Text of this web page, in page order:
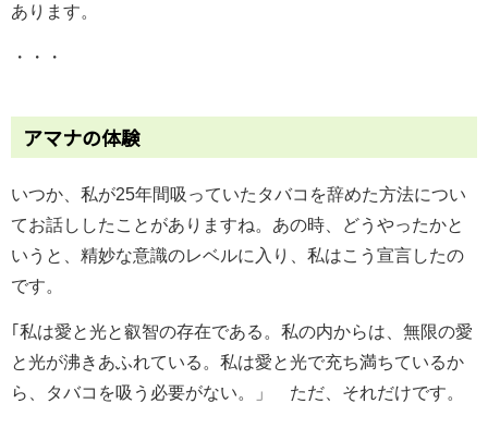
あります。
・・・
アマナの体験
いつか、私が25年間吸っていたタバコを辞めた方法につい
てお話ししたことがありますね。あの時、どうやったかと
いうと、精妙な意識のレベルに入り、私はこう宣言したの
です。
｢私は愛と光と叡智の存在である。私の内からは、無限の愛
と光が沸きあふれている。私は愛と光で充ち満ちているか
ら、タバコを吸う必要がない。」 ただ、それだけです。